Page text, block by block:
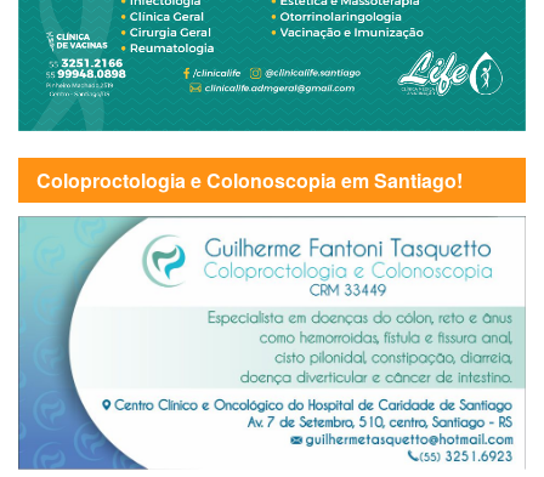
Coloproctologia e Colonoscopia em Santiago!